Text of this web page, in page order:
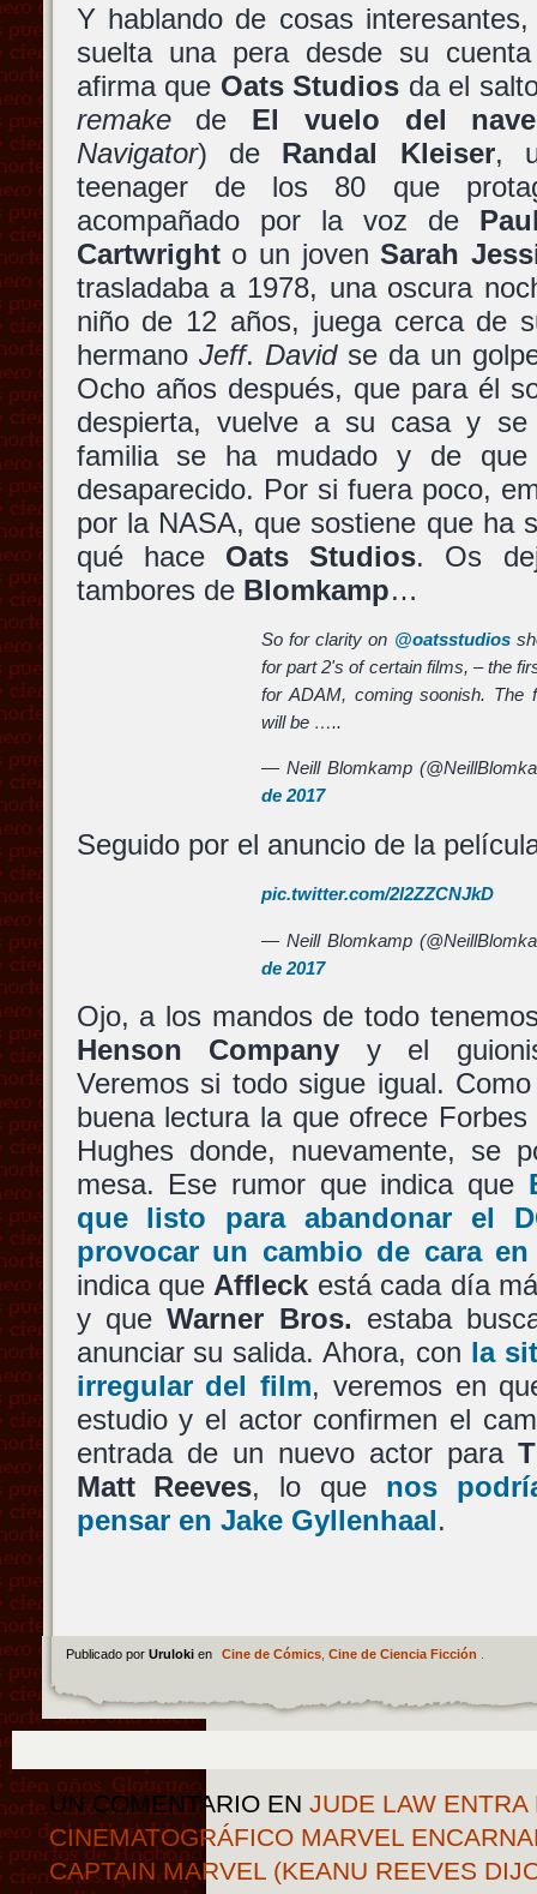
Y hablando de cosas
suelta una pera desde su
afirma que Oats Studios da el
remakede El vuelo del
Navigator) de Randal Kleiser,
teenager de los 80 que
acompañado por la voz de
Cartwrighto un jovenSarah
trasladaba a 1978, una oscura
niño de 12 años, juega cerca de
hermano Jeff. Davidse da un
Ocho años después, que para él
despierta, vuelve a su casa y
familia se ha mudado y de
desaparecido. Por si fuera poco,
por la NASA, que sostiene que ha
qué hace Oats Studios. Os
tambores de Blomkamp…
So for clarity on @oatsstudios
for part 2's of certain films, – the
for ADAM, coming soonish. The
will be …..
— Neill Blomkamp
de 2017
Seguido por el anuncio de la
pic.twitter.com/2l2ZZCNJkD
— Neill Blomkamp
de 2017
Ojo, a los mandos de todo
Henson Company y el
Veremos si todo sigue igual.
buena lectura la que ofrece
Hughes donde, nuevamente, se
mesa. Ese rumor que indica que
que listo para abandonar el
provocar un cambio de cara
indica que Affleck está cada día
y queWarner Bros. estaba
anunciar su salida. Ahora, con la
irregular del film, veremos en
estudio y el actor confirmen el
entrada de un nuevo actor para
Matt Reeves, lo que nos
pensar en Jake Gyllenhaal.
Publicado por Uruloki en Cine de Cómics, Cine de Ciencia Ficción
UN COMENTARIO EN JUDE LAW
CINEMATOGRÁFICO MARVEL
CAPTAIN MARVEL (KEANU REEVES